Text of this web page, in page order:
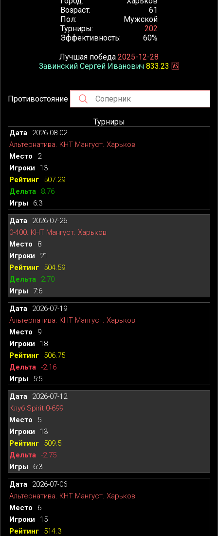
Возраст
61
Пол
Мужской
Турниры
202
Эффективность
60%
Лучшая победа 2025-12-28
Завинский Сергей Иванович 833.23 🆚
Противостояние
Турниры
2026-08-02
Альтернатива. КНТ Мангуст. Харьков
2
13
507.29
8.76
6:3
2026-07-26
0-400. КНТ Мангуст. Харьков
8
21
504.59
2.70
7:6
2026-07-19
Альтернатива. КНТ Мангуст. Харьков
9
18
506.75
-2.16
5:5
2026-07-12
Клуб Spirit 0-699
5
13
509.5
-2.75
6:3
2026-07-06
Альтернатива. КНТ Мангуст. Харьков
6
15
514.3